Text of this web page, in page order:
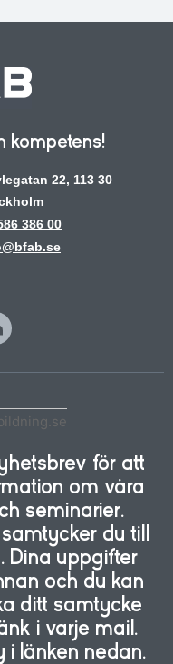
kompetens!
22, 113 30
386 00
för att
om våra
seminarier.
du till
Dina uppgifter
och du kan
ditt samtycke
i varje mail.
i länken nedan.